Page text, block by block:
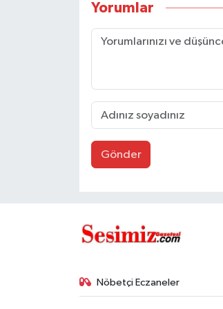
Yorumlar
Gönder
Nöbetçi Eczaneler